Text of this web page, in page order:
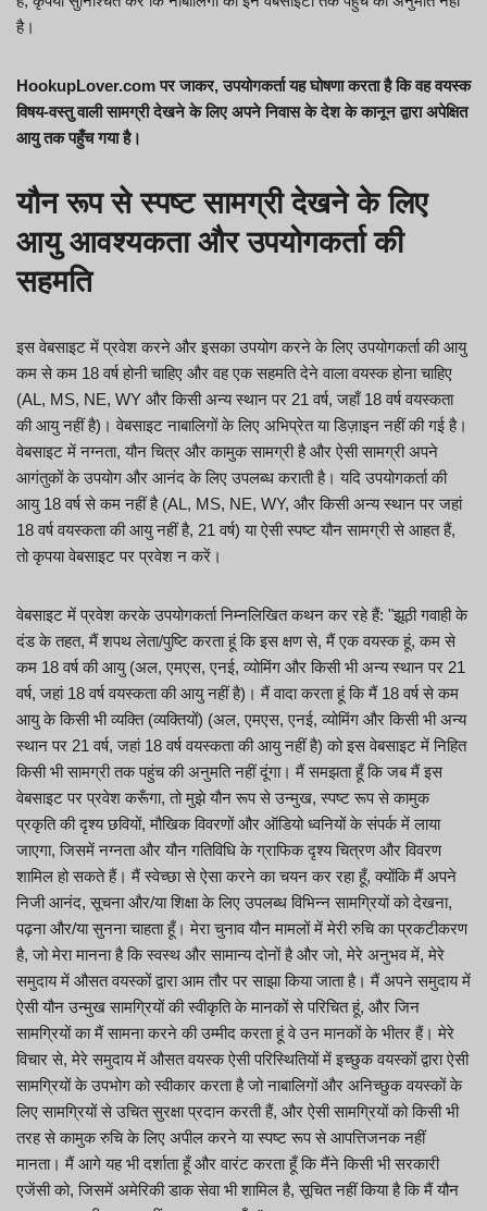
है।
HookupLover.com पर जाकर, उपयोगकर्ता यह घोषणा करता है कि वह वयस्क
विषय-वस्तु वाली सामग्री देखने के लिए अपने निवास के देश के कानून द्वारा अपेक्षित
आयु तक पहुँच गया है।
यौन रूप से स्पष्ट सामग्री देखने के लिए
आयु आवश्यकता और उपयोगकर्ता की
सहमति
इस वेबसाइट में प्रवेश करने और इसका उपयोग करने के लिए उपयोगकर्ता की आयु
कम से कम 18 वर्ष होनी चाहिए और वह एक सहमति देने वाला वयस्क होना चाहिए
(AL, MS, NE, WY और किसी अन्य स्थान पर 21 वर्ष, जहाँ 18 वर्ष वयस्कता
की आयु नहीं है)। वेबसाइट नाबालिगों के लिए अभिप्रेत या डिज़ाइन नहीं की गई है।
वेबसाइट में नग्नता, यौन चित्र और कामुक सामग्री है और ऐसी सामग्री अपने
आगंतुकों के उपयोग और आनंद के लिए उपलब्ध कराती है। यदि उपयोगकर्ता की
आयु 18 वर्ष से कम नहीं है (AL, MS, NE, WY, और किसी अन्य स्थान पर जहां
18 वर्ष वयस्कता की आयु नहीं है, 21 वर्ष) या ऐसी स्पष्ट यौन सामग्री से आहत हैं,
तो कृपया वेबसाइट पर प्रवेश न करें।
वेबसाइट में प्रवेश करके उपयोगकर्ता निम्नलिखित कथन कर रहे हैं: "झूठी गवाही के
दंड के तहत, मैं शपथ लेता/पुष्टि करता हूं कि इस क्षण से, मैं एक वयस्क हूं, कम से
कम 18 वर्ष की आयु (अल, एमएस, एनई, व्योमिंग और किसी भी अन्य स्थान पर 21
वर्ष, जहां 18 वर्ष वयस्कता की आयु नहीं है)। मैं वादा करता हूं कि मैं 18 वर्ष से कम
आयु के किसी भी व्यक्ति (व्यक्तियों) (अल, एमएस, एनई, व्योमिंग और किसी भी अन्य
स्थान पर 21 वर्ष, जहां 18 वर्ष वयस्कता की आयु नहीं है) को इस वेबसाइट में निहित
किसी भी सामग्री तक पहुंच की अनुमति नहीं दूंगा। मैं समझता हूँ कि जब मैं इस
वेबसाइट पर प्रवेश करूँगा, तो मुझे यौन रूप से उन्मुख, स्पष्ट रूप से कामुक
प्रकृति की दृश्य छवियों, मौखिक विवरणों और ऑडियो ध्वनियों के संपर्क में लाया
जाएगा, जिसमें नग्नता और यौन गतिविधि के ग्राफिक दृश्य चित्रण और विवरण
शामिल हो सकते हैं। मैं स्वेच्छा से ऐसा करने का चयन कर रहा हूँ, क्योंकि मैं अपने
निजी आनंद, सूचना और/या शिक्षा के लिए उपलब्ध विभिन्न सामग्रियों को देखना,
पढ़ना और/या सुनना चाहता हूँ। मेरा चुनाव यौन मामलों में मेरी रुचि का प्रकटीकरण
है, जो मेरा मानना है कि स्वस्थ और सामान्य दोनों है और जो, मेरे अनुभव में, मेरे
समुदाय में औसत वयस्कों द्वारा आम तौर पर साझा किया जाता है। मैं अपने समुदाय में
ऐसी यौन उन्मुख सामग्रियों की स्वीकृति के मानकों से परिचित हूं, और जिन
सामग्रियों का मैं सामना करने की उम्मीद करता हूं वे उन मानकों के भीतर हैं। मेरे
विचार से, मेरे समुदाय में औसत वयस्क ऐसी परिस्थितियों में इच्छुक वयस्कों द्वारा ऐसी
सामग्रियों के उपभोग को स्वीकार करता है जो नाबालिगों और अनिच्छुक वयस्कों के
लिए सामग्रियों से उचित सुरक्षा प्रदान करती हैं, और ऐसी सामग्रियों को किसी भी
तरह से कामुक रुचि के लिए अपील करने या स्पष्ट रूप से आपत्तिजनक नहीं
मानता। मैं आगे यह भी दर्शाता हूँ और वारंट करता हूँ कि मैंने किसी भी सरकारी
एजेंसी को, जिसमें अमेरिकी डाक सेवा भी शामिल है, सूचित नहीं किया है कि मैं यौन